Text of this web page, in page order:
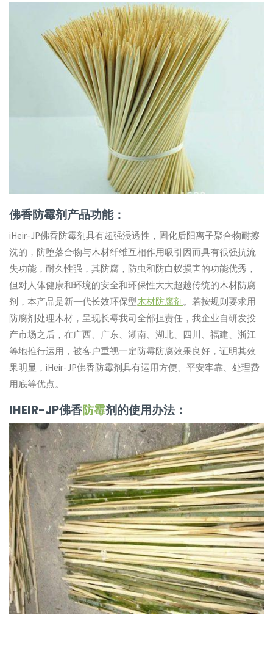
佛香防霉剂产品功能：
iHeir-JP佛香防霉剂具有超强浸透性，固化后阳离子聚合物耐擦
洗的，防堕落合物与木材纤维互相作用吸引因而具有很强抗流
失功能，耐久性强，其防腐，防虫和防白蚁损害的功能优秀，
但对人体健康和环境的安全和环保性大大超越传统的木材防腐
剂，本产品是新一代长效环保型木材防腐剂 。若按规则要求用
防腐剂处理木材，呈现长霉我司全部担责任，我企业自研发投
产市场之后，在广西、广东、湖南、湖北、四川、福建、浙江
等地推行运用，被客户重视一定防霉防腐效果良好，证明其效
果明显，iHeir-JP佛香防霉剂具有运用方便、平安牢靠、处理费
用底等优点。
IHEIR-JP佛香防霉剂的使用办法：